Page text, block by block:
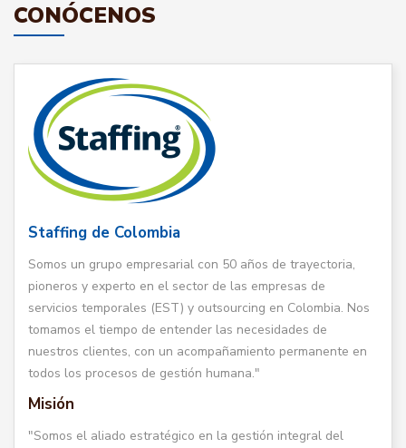
CONÓCENOS
Staffing de Colombia
Somos un grupo empresarial con 50 años de trayectoria,
pioneros y experto en el sector de las empresas de
servicios temporales (EST) y outsourcing en Colombia. Nos
tomamos el tiempo de entender las necesidades de
nuestros clientes, con un acompañamiento permanente en
todos los procesos de gestión humana."
Misión
"Somos el aliado estratégico en la gestión integral del